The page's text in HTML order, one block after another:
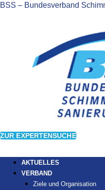
BSS – Bundesverband
ZUR EXPERTENSUCHE
AKTUELLES
VERBAND
Ziele und Organisation